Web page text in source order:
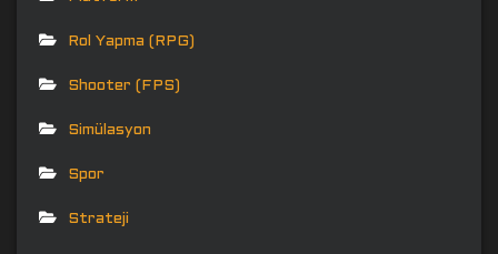
Rol Yapma (RPG)
Shooter (FPS)
Simülasyon
Spor
Strateji